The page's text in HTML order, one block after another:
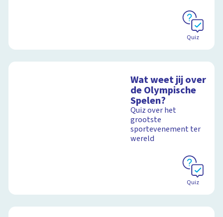
Quiz
Wat weet jij over
de Olympische
Spelen?
Quiz over het
grootste
sportevenement ter
wereld
Quiz